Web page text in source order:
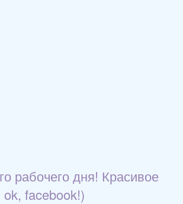
рабочего дня! Красивое
facebook!)